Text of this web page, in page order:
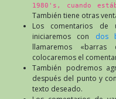
1980's, cuando
También tiene otras
Los comentarios de
iniciaremos con dos
llamaremos «barras
colocaremos el
También podremos
después del punto y
texto deseado.